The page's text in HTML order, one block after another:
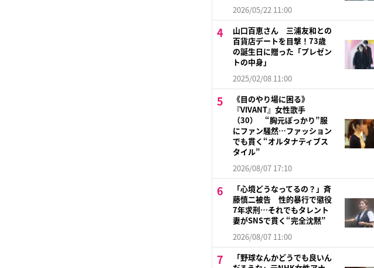
2026/05/22 11:00
山口百恵さん 三浦友和との
百貨店デートを目撃！73歳
の誕生日に贈った「プレゼン
トの中身」
2025/02/08 11:00
《目のやり場に困る》
『VIVANT』女性歌手
（30） “胸元ぽっかり”服
にファン騒然…ファッション
でも貫く“オルタナティブス
タイル”
2026/08/07 17:10
「心境どうなってるの？」斉
藤慎二被告 性的暴行で懲役
7年求刑…それでもタレント
妻がSNSで貫く“完全沈黙”
2026/08/07 11:00
「野球なんかどうでも良いん